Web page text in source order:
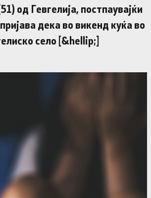
од Гевгелија, постпаувајќи
дека во викенд куќа во
село [&hellip;]